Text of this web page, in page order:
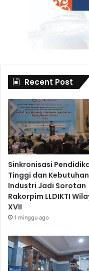
Recent Post
Sinkronisasi
Tinggi dan Kebutuhan
Industri Jadi Sorotan
Rakorpim LLDIKTI
XVII
1 minggu ago